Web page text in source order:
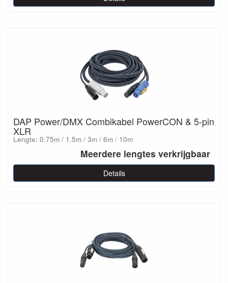
DAP Power/DMX Combikabel PowerCON & 5-pin
XLR
Lengte: 0.75m / 1.5m / 3m / 6m / 10m
Meerdere lengtes verkrijgbaar
Details